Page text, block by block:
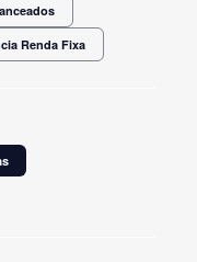
Renda Fixa